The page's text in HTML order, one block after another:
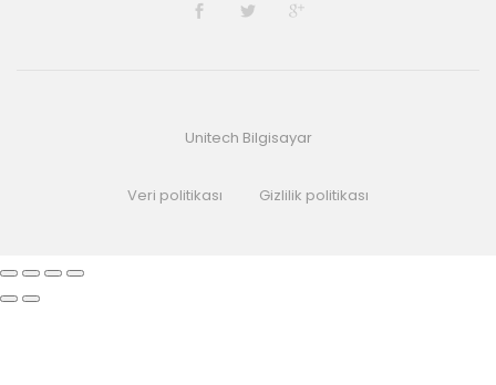
Unitech Bilgisayar
Veri politikası Gizlilik politikası